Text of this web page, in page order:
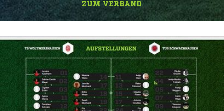
ZUM VERBAND